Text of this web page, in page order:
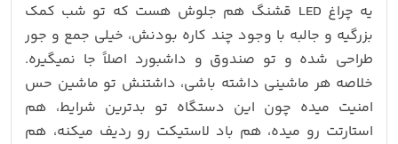
یه چراغ LED قشنگ هم جلوش هست که تو شب کمک
بزرگیه و جالبه با وجود چند کاره بودنش، خیلی جمع‌ و جور
طراحی شده و تو صندوق و داشبورد اصلاً جا نمیگیره.
خلاصه هر ماشینی داشته باشی، داشتنش تو ماشین حس
امنیت میده چون این دستگاه تو بدترین شرایط، هم
استارتت رو میده، هم باد لاستیکت رو ردیف میکنه، هم